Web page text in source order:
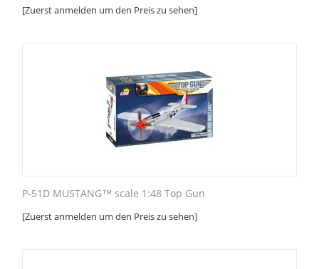
[Zuerst anmelden um den Preis zu sehen]
P-51D MUSTANG™ scale 1:48 Top Gun
[Zuerst anmelden um den Preis zu sehen]